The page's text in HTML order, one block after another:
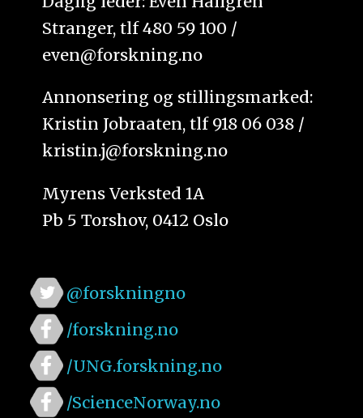
Stranger, tlf 480 59 100 /
even@forskning.no
Annonsering og stillingsmarked:
Kristin Jobraaten, tlf 918 06 038 /
kristin.j@forskning.no
Myrens Verksted 1A
Pb 5 Torshov, 0412 Oslo
@forskningno
/forskning.no
/UNG.forskning.no
/ScienceNorway.no